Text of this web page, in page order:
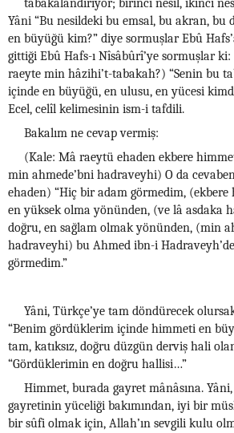
tabakalandırıyor; birinci nesil, ikinci
Yâni “Bu nesildeki bu emsal, bu akran,
en büyüğü kim?” diye sormuşlar Ebû
gittiği Ebû Hafs-ı Nîsâbûrî’ye sormuşlar
raeyte min hâzihi’t-tabakah?) “Senin bu
içinde en büyüğü, en ulusu, en yücesi
Ecel, celîl kelimesinin ism-i tafdili.
Bakalım ne cevap vermiş:
(Kale: Mâ raeytü ehaden ekbere
min ahmede’bni hadraveyhi) O da
ehaden) “Hiç bir adam görmedim,
en yüksek olma yönünden, (ve lâ asdaka
doğru, en sağlam olmak yönünden, (min
hadraveyhi) bu Ahmed ibn-i
görmedim.”
Yâni, Türkçe’ye tam döndürecek
“Benim gördüklerim içinde himmeti en
tam, katıksız, doğru düzgün derviş hali
“Gördüklerimin en doğru hallisi…”
Himmet, burada gayret mânâsına.
gayretinin yüceliği bakımından, iyi bir
bir sûfi olmak için, Allah’ın sevgili kulu